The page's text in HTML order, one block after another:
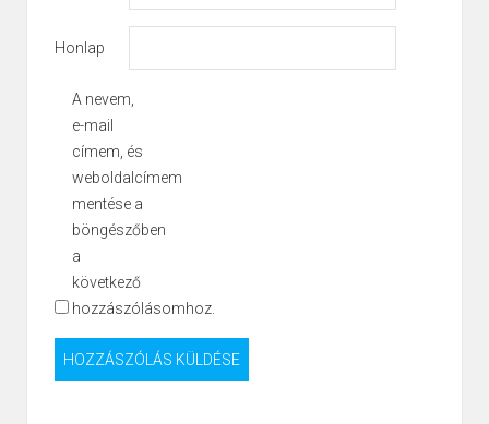
Honlap
A nevem,
e-mail
címem, és
weboldalcímem
mentése a
böngészőben
a
következő
hozzászólásomhoz.